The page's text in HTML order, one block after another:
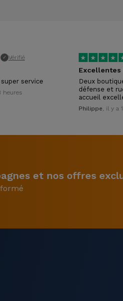
✓ Vérifié
service
heures
★ ★ ★ ★
Deux
défense et
accueil
Philippe, il y a
et nos offres